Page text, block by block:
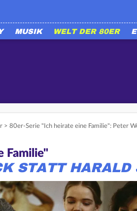
MUSIK WELT DER 80ER
> 80er-Serie "Ich heirate eine Familie": Peter
Familie"
STATT